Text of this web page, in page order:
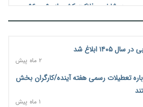
فشار اقتصادی در مسیر صعود؛ شاخص فلاکت کشور از ۹۰ به ۹۶
بازار خرید اعتباری؛ فین‌تک‌ها وارد میدان
۲ روز پیش
۱۴۰۵ ابلاغ شد
۲ ماه پیش
تعطیلات رسمی هفته آینده/کارگران بخش
۱ ماه پیش